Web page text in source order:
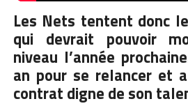
Les Nets tentent donc
qui devrait pouvoir
niveau l’année
an pour se relancer et
contrat digne de son